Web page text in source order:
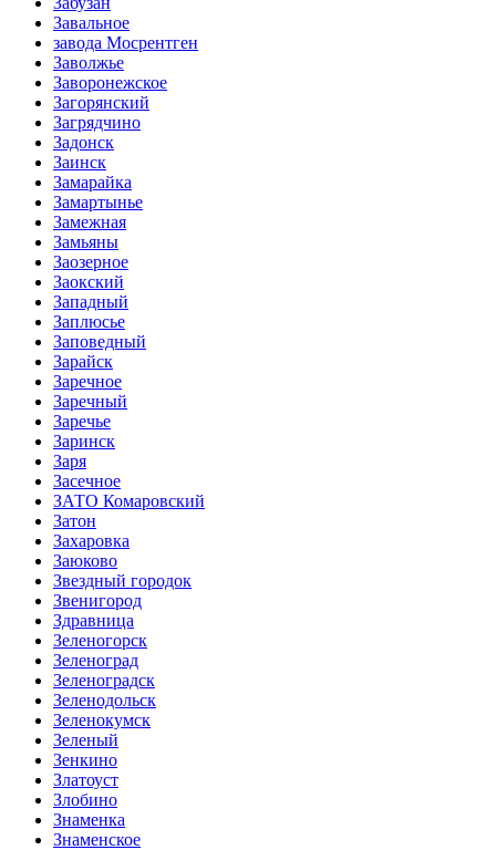
Завальное
завода Мосрентген
Заволжье
Заворонежское
Загорянский
Загрядчино
Задонск
Заинск
Замарайка
Замартынье
Замежная
Замьяны
Заозерное
Заокский
Западный
Заплюсье
Заповедный
Зарайск
Заречное
Заречный
Заречье
Заринск
Заря
Засечное
ЗАТО Комаровский
Затон
Захаровка
Заюково
Звездный городок
Звенигород
Здравница
Зеленогорск
Зеленоград
Зеленоградск
Зеленодольск
Зеленокумск
Зеленый
Зенкино
Златоуст
Злобино
Знаменка
Знаменское